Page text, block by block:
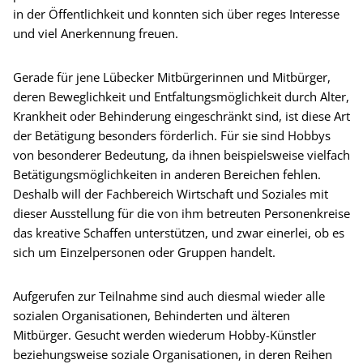
in der Öffentlichkeit und konnten sich über reges Interesse
und viel Anerkennung freuen.
Gerade für jene Lübecker Mitbürgerinnen und Mitbürger,
deren Beweglichkeit und Entfaltungsmöglichkeit durch Alter,
Krankheit oder Behinderung eingeschränkt sind, ist diese Art
der Betätigung besonders förderlich. Für sie sind Hobbys
von besonderer Bedeutung, da ihnen beispielsweise vielfach
Betätigungsmöglichkeiten in anderen Bereichen fehlen.
Deshalb will der Fachbereich Wirtschaft und Soziales mit
dieser Ausstellung für die von ihm betreuten Personenkreise
das kreative Schaffen unterstützen, und zwar einerlei, ob es
sich um Einzelpersonen oder Gruppen handelt.
Aufgerufen zur Teilnahme sind auch diesmal wieder alle
sozialen Organisationen, Behinderten und älteren
Mitbürger. Gesucht werden wiederum Hobby-Künstler
beziehungsweise soziale Organisationen, in deren Reihen